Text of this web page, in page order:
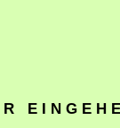
E I N G E H